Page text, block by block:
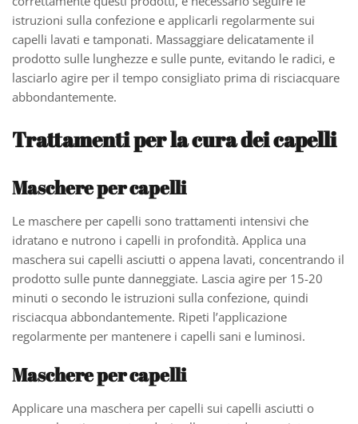
istruzioni sulla confezione e applicarli regolarmente sui
capelli lavati e tamponati. Massaggiare delicatamente il
prodotto sulle lunghezze e sulle punte, evitando le radici, e
lasciarlo agire per il tempo consigliato prima di risciacquare
abbondantemente.
Trattamenti per la cura dei capelli
Maschere per capelli
Le maschere per capelli sono trattamenti intensivi che
idratano e nutrono i capelli in profondità. Applica una
maschera sui capelli asciutti o appena lavati, concentrando il
prodotto sulle punte danneggiate. Lascia agire per 15-20
minuti o secondo le istruzioni sulla confezione, quindi
risciacqua abbondantemente. Ripeti l’applicazione
regolarmente per mantenere i capelli sani e luminosi.
Maschere per capelli
Applicare una maschera per capelli sui capelli asciutti o